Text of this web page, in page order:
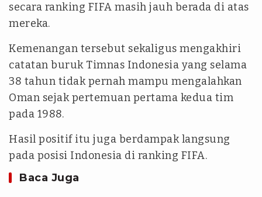
secara ranking FIFA masih jauh berada di atas
mereka.
Kemenangan tersebut sekaligus mengakhiri
catatan buruk Timnas Indonesia yang selama
38 tahun tidak pernah mampu mengalahkan
Oman sejak pertemuan pertama kedua tim
pada 1988.
Hasil positif itu juga berdampak langsung
pada posisi Indonesia di ranking FIFA.
Baca Juga